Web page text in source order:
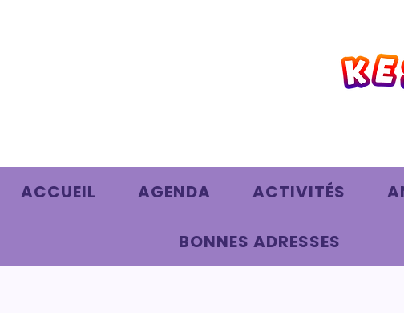
ACCUEIL AGENDA ACTIVITÉS
BONNES ADRESSES